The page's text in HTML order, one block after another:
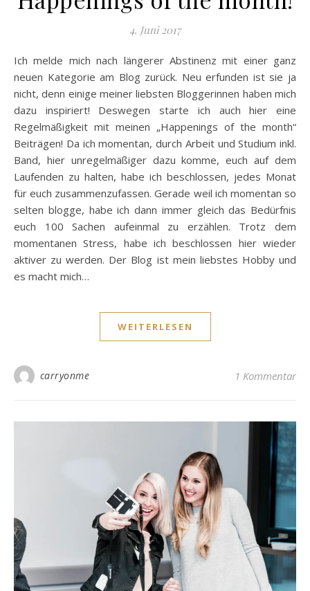
4. Juni 2017
Ich melde mich nach längerer Abstinenz mit einer ganz
neuen Kategorie am Blog zurück. Neu erfunden ist sie ja
nicht, denn einige meiner liebsten Bloggerinnen haben mich
dazu inspiriert! Deswegen starte ich auch hier eine
Regelmäßigkeit mit meinen „Happenings of the month“
Beiträgen! Da ich momentan, durch Arbeit und Studium inkl.
Band, hier unregelmäßiger dazu komme, euch auf dem
Laufenden zu halten, habe ich beschlossen, jedes Monat
für euch zusammenzufassen. Gerade weil ich momentan so
selten blogge, habe ich dann immer gleich das Bedürfnis
euch 100 Sachen aufeinmal zu erzählen. Trotz dem
momentanen Stress, habe ich beschlossen hier wieder
aktiver zu werden. Der Blog ist mein liebstes Hobby und
es macht mich…
WEITERLESEN
carryonme 1 Kommentar